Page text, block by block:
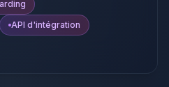
API d'intégration